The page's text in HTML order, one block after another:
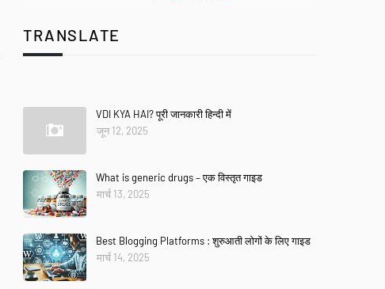
TRANSLATE
VDI KYA HAI? पूरी जानकारी हिन्दी में
जून 12, 2025
What is generic drugs – एक विस्तृत गाइड
मार्च 13, 2025
Best Blogging Platforms : शुरुआती लोगों के लिए गाइड
मार्च 14, 2025